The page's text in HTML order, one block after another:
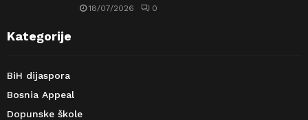
18/07/2026 0
Kategorije
BiH dijaspora
Bosnia Appeal
Dopunske škole